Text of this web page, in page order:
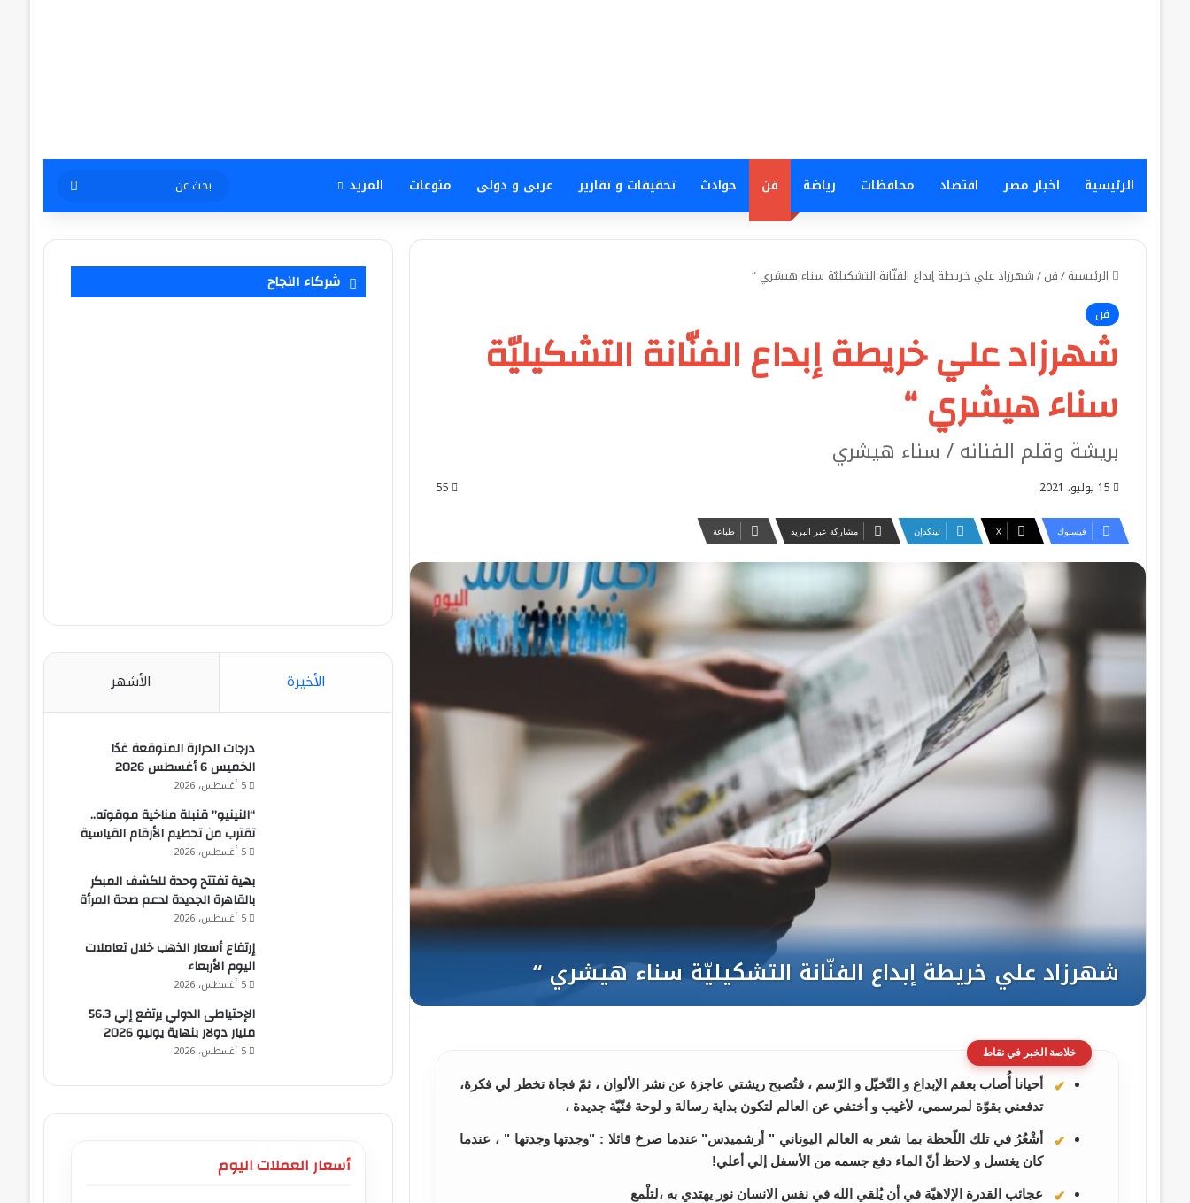
الرئيسية اخبار مصر اقتصاد محافظات رياضة فن حوادث تحقيقات و تقارير عربى و دولى منوعات المزيد
بحث
عن
الرئيسية/فن/شهرزاد علي خريطة إبداع الفنّانة التشكيليّة سناء هيشري “
فن
شهرزاد علي خريطة إبداع الفنّانة التشكيليّة
سناء هيشري “
بريشة وقلم الفنانه / سناء هيشري
15 يوليو، 2021 55
فيسبوك ‫X لينكدإن مشاركة عبر البريد طباعة
خلاصة الخبر في نقاط
أحيانا أُصاب بعقم الإبداع و التّخيّل و الرّسم ، فتُصبح ريشتي عاجزة عن نشر الألوان ، ثمّ فجاة تخطر لي فكرة،
تدفعني بقوّة لمرسمي، لأغيب و أختفي عن العالم لتكون بداية رسالة و لوحة فنّيّة جديدة ،
أشْعُرُ في تلك اللّحظة بما شعر به العالم اليوناني " أرشميدس" عندما صرخ قائلا : "وجدتها وجدتها " ، عندما
كان يغتسل و لاحظ أنّ الماء دفع جسمه من الأسفل إلي أعلي!
عجائب القدرة الإلاهيّة في أن يُلقي الله في نفس الانسان نور يهتدي به ،لتلْمع
شركاء النجاح
الأخيرة الأشهر
درجات الحرارة المتوقعة غدًا
الخميس 6 أغسطس 2026
5 أغسطس، 2026
“النينيو” قنبلة مناخية موقوته..
تقترب من تحطيم الأرقام القياسية
5 أغسطس، 2026
بهية تفتتح وحدة للكشف المبكر
بالقاهرة الجديدة لدعم صحة المرأة
5 أغسطس، 2026
إرتفاع أسعار الذهب خلال تعاملات
اليوم الأربعاء
5 أغسطس، 2026
الإحتياطى الدولي يرتفع إلي 56.3
مليار دولار بنهاية يوليو 2026
5 أغسطس، 2026
أسعار العملات اليوم